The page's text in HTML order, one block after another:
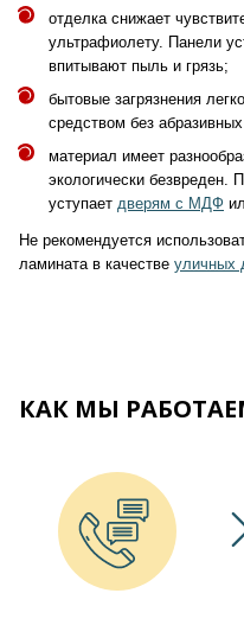
отделка снижает
ультрафиолету. Панели
впитывают пыль и грязь;
бытовые загрязнения
средством без
материал имеет
экологически безвреден.
уступает дверям с МДФ
Не рекомендуется
ламината в качестве уличных
КАК МЫ